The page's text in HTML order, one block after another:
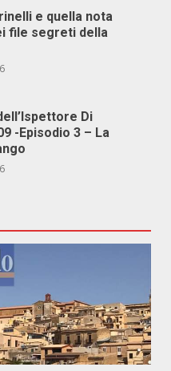
e quella nota
file segreti della
Di
-Episodio 3 – La